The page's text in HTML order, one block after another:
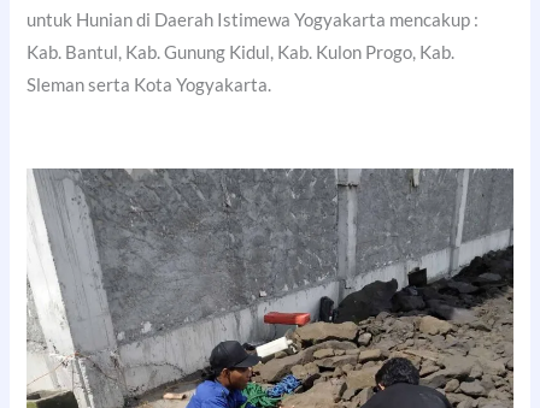
untuk Hunian di Daerah Istimewa Yogyakarta mencakup :
Kab. Bantul, Kab. Gunung Kidul, Kab. Kulon Progo, Kab.
Sleman serta Kota Yogyakarta.